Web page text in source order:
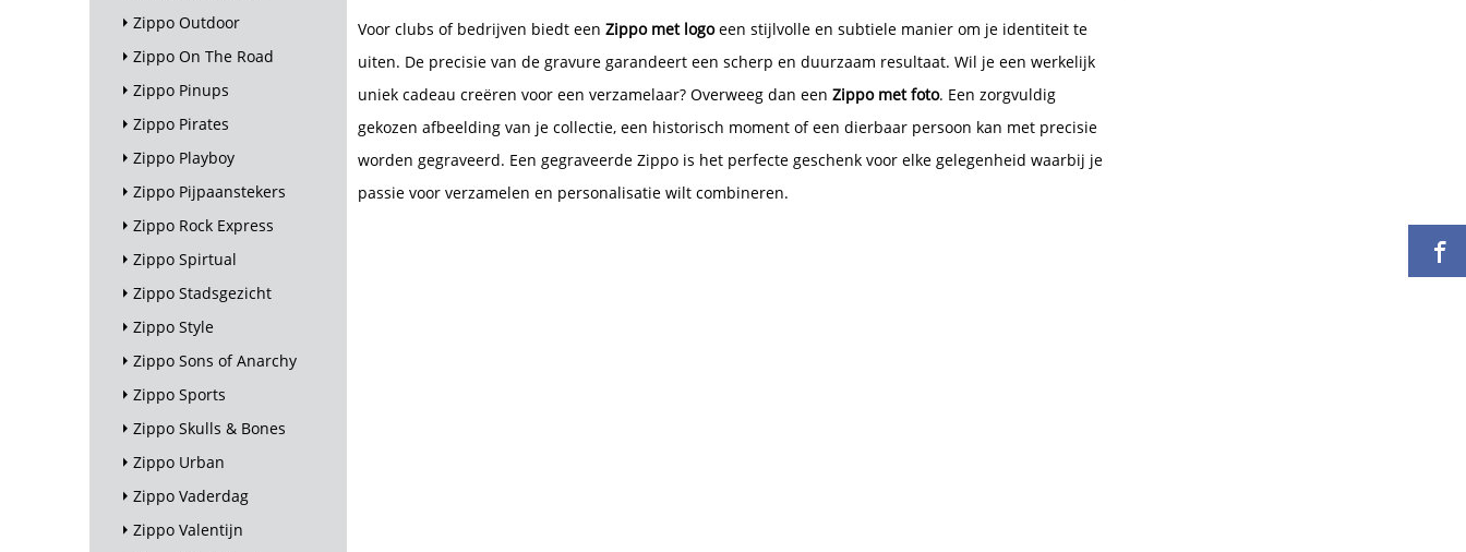
Zippo Outdoor
Zippo On The Road
Zippo Pinups
Zippo Pirates
Zippo Playboy
Zippo Pijpaanstekers
Zippo Rock Express
Zippo Spirtual
Zippo Stadsgezicht
Zippo Style
Zippo Sons of Anarchy
Zippo Sports
Zippo Skulls & Bones
Zippo Urban
Zippo Vaderdag
Zippo Valentijn
Voor clubs of bedrijven biedt een Zippo met logoeen stijlvolle en subtiele manier om je identiteit te
uiten. De precisie van de gravure garandeert een scherp en duurzaam resultaat. Wil je een werkelijk
uniek cadeau creëren voor een verzamelaar? Overweeg dan een Zippo met foto. Een zorgvuldig
gekozen afbeelding van je collectie, een historisch moment of een dierbaar persoon kan met precisie
worden gegraveerd. Een gegraveerde Zippo is het perfecte geschenk voor elke gelegenheid waarbij je
passie voor verzamelen en personalisatie wilt combineren.